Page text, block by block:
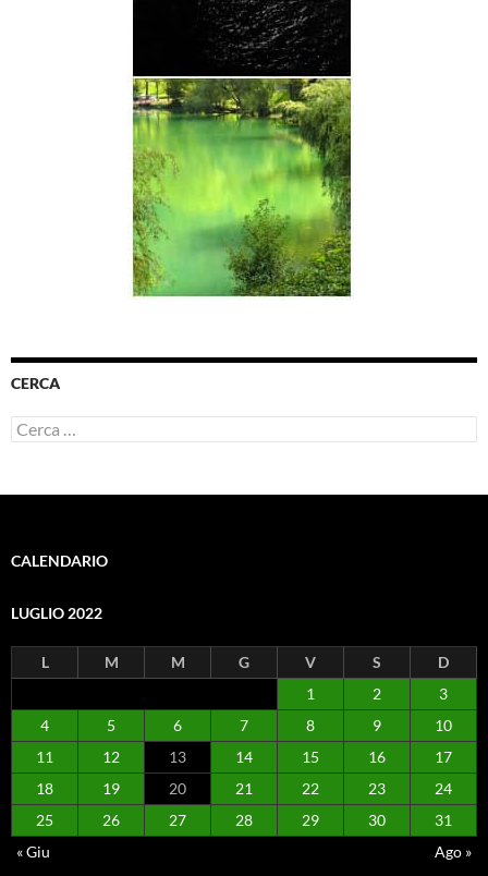
CERCA
Ricerca
per:
CALENDARIO
LUGLIO 2022
L M M G V S
D
1
2
3
4
5 6 7 8 9
10
11
12 13 14 15 16
17
18
19 20 21 22 23
24
25
26 27 28 29 30
31
« Giu
Ago »